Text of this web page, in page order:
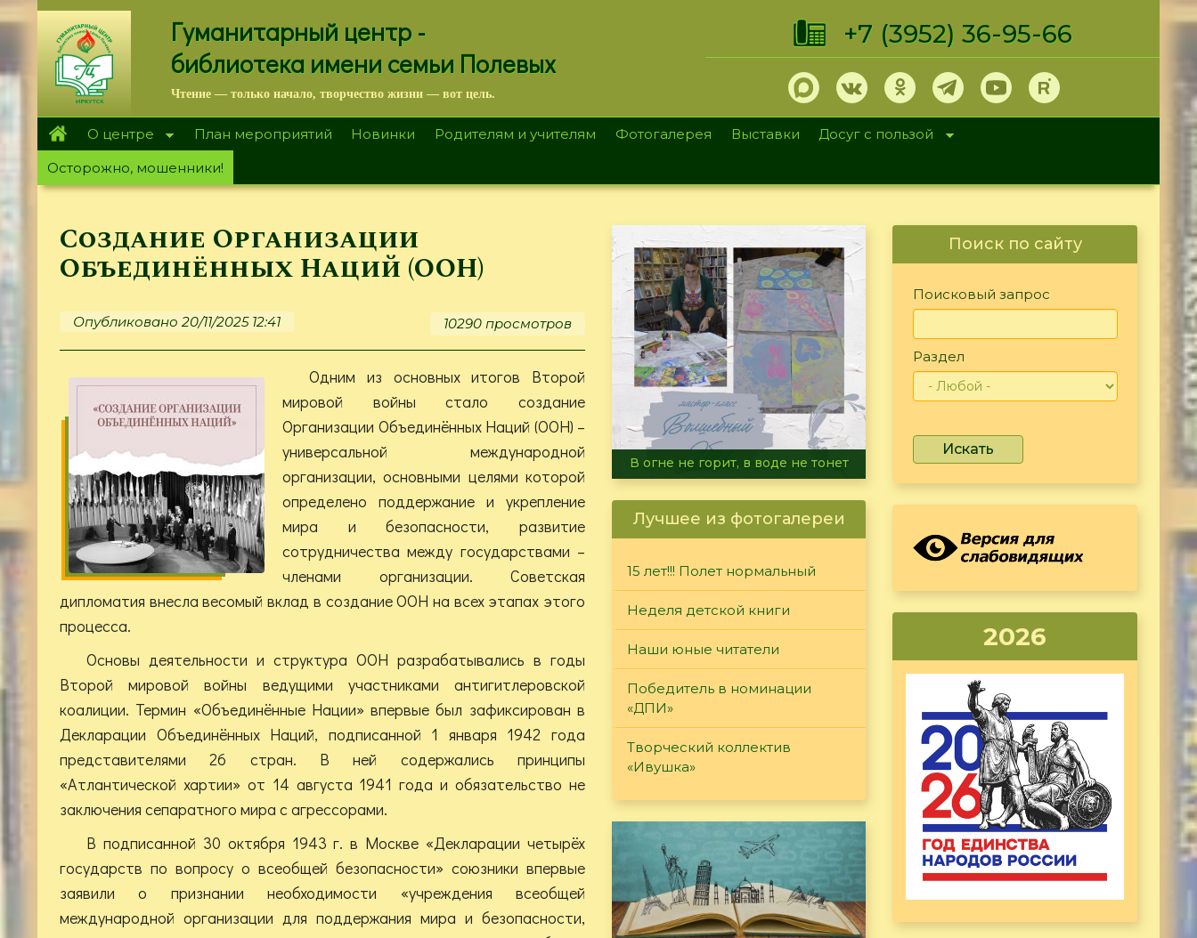
Перейти
к
основному
содержанию
Гуманитарный центр -
библиотека имени семьи Полевых
Чтение — только начало, творчество жизни — вот цель.
+7 (3952) 36-95-66
О центре План мероприятий Новинки Родителям и учителям Фотогалерея Выставки
Досуг с пользой
Осторожно, мошенники!
Создание Организации
Объединённых Наций (ООН)
Опубликовано 20/11/2025 12:41 10290 просмотров
Одним из основных итогов Второй
мировой войны стало создание
Организации Объединённых Наций (ООН) –
универсальной международной
организации, основными целями которой
определено поддержание и укрепление
мира и безопасности, развитие
сотрудничества между государствами –
членами организации. Советская
дипломатия внесла весомый вклад в создание ООН на всех этапах этого
процесса.
Основы деятельности и структура ООН разрабатывались в годы
Второй мировой войны ведущими участниками антигитлеровской
коалиции. Термин «Объединённые Нации» впервые был зафиксирован в
Декларации Объединённых Наций, подписанной 1 января 1942 года
представителями 26 стран. В ней содержались принципы
«Атлантической хартии» от 14 августа 1941 года и обязательство не
заключения сепаратного мира с агрессорами.
В подписанной 30 октября 1943 г. в Москве «Декларации четырёх
государств по вопросу о всеобщей безопасности» союзники впервые
заявили о признании необходимости «учреждения всеобщей
международной организации для поддержания мира и безопасности,
Летние турниры Warhammer
Лучшее из фотогалереи
15 лет!!! Полет нормальный
Неделя детской книги
Наши юные читатели
Победитель в номинации
«ДПИ»
Творческий коллектив
«Ивушка»
Поиск по сайту
Поисковый запрос
Раздел
Искать
2026